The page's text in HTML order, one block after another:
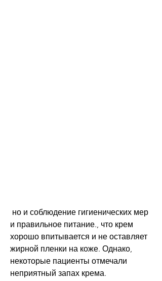
и правильное питание., что крем
хорошо впитывается и не оставляет
жирной пленки на коже. Однако,
некоторые пациенты отмечали
неприятный запах крема.